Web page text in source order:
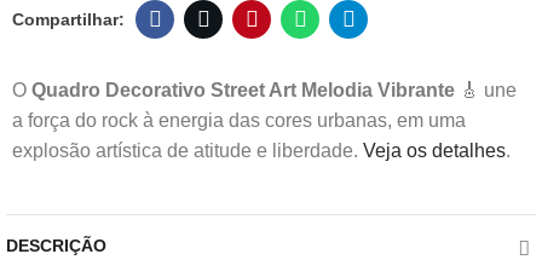
O Quadro Decorativo Street Art Melodia Vibrante 🎸 une
a força do rock à energia das cores urbanas, em uma
explosão artística de atitude e liberdade. Veja os detalhes.
DESCRIÇÃO